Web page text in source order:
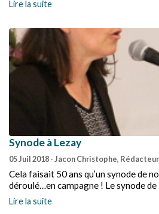
Lire la suite
Synode à Lezay
05 Juil 2018- Jacon Christophe,
Cela faisait 50 ans qu’un synode de
déroulé…en campagne ! Le synode de
venu rétablir cette injustice et les
du calme, de la nature, un cadre
Lire la suite